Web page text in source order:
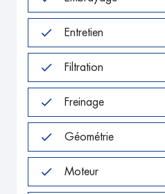
Entretien
Filtration
Freinage
Géométrie
Moteur